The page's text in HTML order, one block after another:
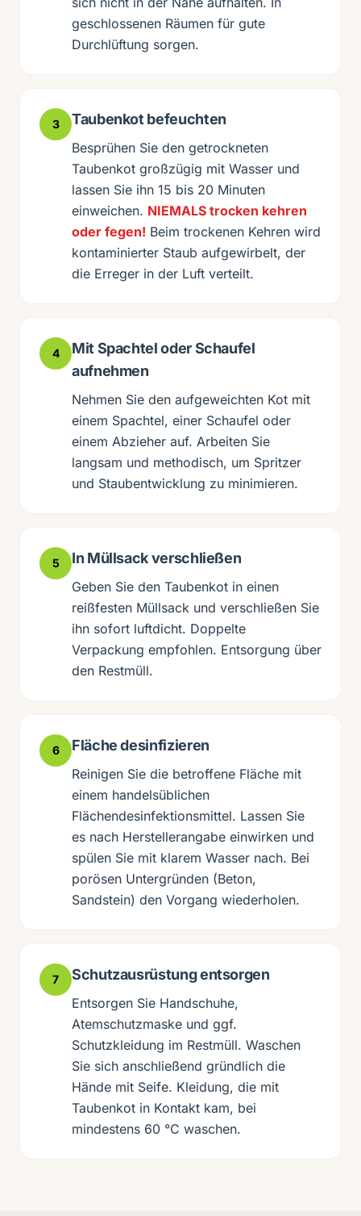
geschlossenen Räumen für gute
Durchlüftung sorgen.
3 Taubenkot befeuchten
Besprühen Sie den getrockneten
Taubenkot großzügig mit Wasser und
lassen Sie ihn 15 bis 20 Minuten
einweichen. NIEMALS trocken kehren
oder fegen! Beim trockenen Kehren wird
kontaminierter Staub aufgewirbelt, der
die Erreger in der Luft verteilt.
4
Mit Spachtel oder Schaufel
aufnehmen
Nehmen Sie den aufgeweichten Kot mit
einem Spachtel, einer Schaufel oder
einem Abzieher auf. Arbeiten Sie
langsam und methodisch, um Spritzer
und Staubentwicklung zu minimieren.
5 In Müllsack verschließen
Geben Sie den Taubenkot in einen
reißfesten Müllsack und verschließen Sie
ihn sofort luftdicht. Doppelte
Verpackung empfohlen. Entsorgung über
den Restmüll.
6 Fläche desinfizieren
Reinigen Sie die betroffene Fläche mit
einem handelsüblichen
Flächendesinfektionsmittel. Lassen Sie
es nach Herstellerangabe einwirken und
spülen Sie mit klarem Wasser nach. Bei
porösen Untergründen (Beton,
Sandstein) den Vorgang wiederholen.
7 Schutzausrüstung entsorgen
Entsorgen Sie Handschuhe,
Atemschutzmaske und ggf.
Schutzkleidung im Restmüll. Waschen
Sie sich anschließend gründlich die
Hände mit Seife. Kleidung, die mit
Taubenkot in Kontakt kam, bei
mindestens 60 °C waschen.